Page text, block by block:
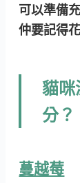
可以準備
仲要記得
貓咪
分？
蔓越莓